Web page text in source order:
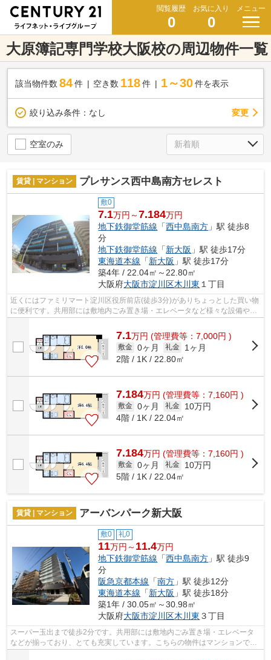
閲覧履歴
0
お気に入り
0
メニュー
大原簿記専門学校大阪校の周辺物件一覧
該当物件数 84件 空き数 118 件 1～30 件を表示
絞り込み条件： なし 変更
空室のみ
賃貸 | マンション プレサンス西中島南方セレスト
敷0
7.1万円～7.184万円
地下鉄御堂筋線 「西中島南方 」駅 徒歩8
分
地下鉄御堂筋線 「新大阪 」駅 徒歩17分
東海道本線 「新大阪 」駅 徒歩17分
築4年 / 22.04㎡～22.80㎡
大阪府大阪市淀川区木川東 １丁目
近くにはファミリマート淀川区役所前店(徒歩3分)がありちょっとした買い物
に便利です。共用部には敷地内ごみ置き場・エレベータなど様々な設備やサ
7.1万円 (管理費等：7,000円 )
敷金 0ヶ月 礼金
1ヶ月
2階 / 1K / 22.80㎡
7.184万円 (管理費等：7,160円 )
敷金 0ヶ月 礼金
10万円
4階 / 1K / 22.04㎡
7.184万円 (管理費等：7,160円 )
敷金 0ヶ月 礼金
10万円
5階 / 1K / 22.04㎡
賃貸 | マンション アーバンパーク新大阪
敷0 礼0
11万円～ 11.4万円
地下鉄御堂筋線 「西中島南方 」駅 徒歩9
分
阪急京都本線 「南方 」駅 徒歩12分
東海道本線 「新大阪 」駅 徒歩18分
築1年 / 30.05㎡～30.98㎡
大阪府大阪市淀川区木川東 ３丁目
スーパー玉出まで徒歩2分です。共用部には敷地内ごみ置き場・エレベータ
などが揃っており、とても充実しています。こちらの物件はマンションで